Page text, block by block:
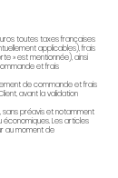
toutes taxes françaises
applicables), frais
» est mentionnée), ainsi
et frais
de commande et frais
avant la validation
sans préavis et notamment
Les articles
au moment de